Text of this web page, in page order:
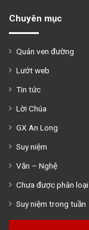
Chuyên mục
Quán ven đường
Lướt web
Tin tức
Lời Chúa
GX An Long
Suy niệm
Văn – Nghệ
Chưa được phân loại
Suy niệm trong tuần